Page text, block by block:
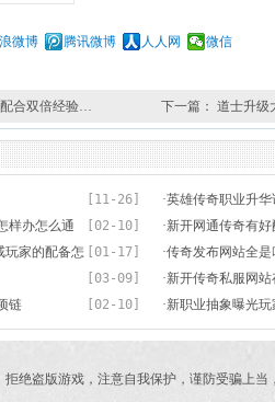
微博 腾讯微博 人人网 微信
合双倍经验… 下一篇： 道士升级
[11-26] ·英雄传奇职业升华
[02-10]
样办怎么通
·新开网通传奇有
的
[01-17]
玩家的配备怎
·传奇发布网站全
单挑小白杀得比他
[03-09] ·新开传奇私服网
沙漠怪物多角虫
[02-10]
链 ·新职业抽象曝光
拒绝盗版游戏，注意自我保护，谨防受骗上